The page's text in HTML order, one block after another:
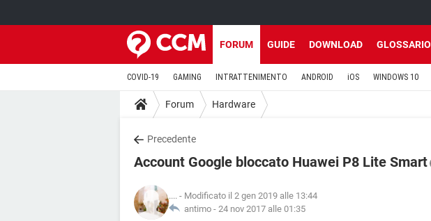
FORUM GUIDE DOWNLOAD GLOSSARIO
COVID-19 GAMING INTRATTENIMENTO ANDROID iOS WINDOWS 10
Forum Hardware
Precedente
Account Google bloccato Huawei P8 Lite Smart
.... - Modificato il 2 gen 2019 alle 13:44
antimo - 24 nov 2017 alle 01:35